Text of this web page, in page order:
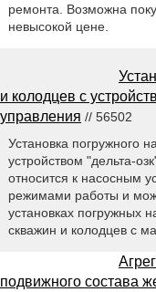
ремонта. Возможна
невысокой цене.
и колодцев с
управления // 56502
Установка погружного
устройством "дельта-
относится к насосным
режимами работы и
установках погружных
скважин и колодцев с
подвижного состава